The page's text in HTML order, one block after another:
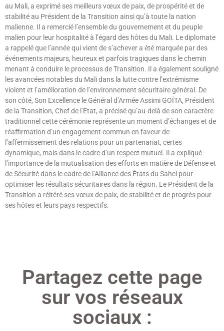
au Mali, a exprimé ses meilleurs vœux de paix, de prospérité et de
stabilité au Président de la Transition ainsi qu’à toute la nation
malienne. Il a remercié l’ensemble du gouvernement et du peuple
malien pour leur hospitalité à l’égard des hôtes du Mali. Le diplomate
a rappelé que l’année qui vient de s’achever a été marquée par des
événements majeurs, heureux et parfois tragiques dans le chemin
menant à conduire le processus de Transition. Il a également souligné
les avancées notables du Mali dans la lutte contre l’extrémisme
violent et l’amélioration de l’environnement sécuritaire général. De
son côté, Son Excellence le Général d’Armée Assimi GOÏTA, Président
de la Transition, Chef de l’Etat, a précisé qu’au-delà de son caractère
traditionnel cette cérémonie représente un moment d’échanges et de
réaffirmation d’un engagement commun en faveur de
l’affermissement des relations pour un partenariat, certes
dynamique, mais dans le cadre d’un respect mutuel. Il a expliqué
l’importance de la mutualisation des efforts en matière de Défense et
de Sécurité dans le cadre de l’Alliance des États du Sahel pour
optimiser les résultats sécuritaires dans la région. Le Président de la
Transition a réitéré ses vœux de paix, de stabilité et de progrès pour
ses hôtes et leurs pays respectifs.
Partagez cette page
sur vos réseaux
sociaux :